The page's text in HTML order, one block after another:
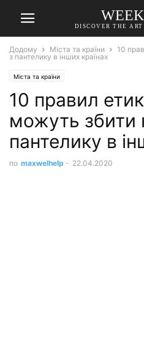
DISCOVER THE
Додому Міста та країни
10
з пантелику в інших країнах
Міста та країни
10 правил
можуть збити
пантелику в
по maxwelhelp - 22.04.2020